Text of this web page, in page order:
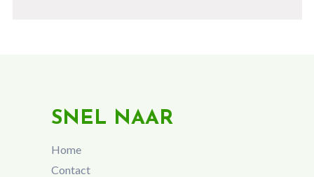
SNEL NAAR
Home
Contact